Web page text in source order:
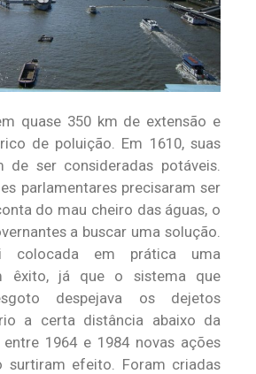
quase 350 km de extensão e
de poluição. Em 1610, suas
de ser consideradas potáveis.
parlamentares precisaram ser
do mau cheiro das águas, o
a buscar uma solução.
colocada em prática uma
êxito, já que o sistema que
despejava os dejetos
a certa distância abaixo da
entre 1964 e 1984 novas ações
surtiram efeito. Foram criadas